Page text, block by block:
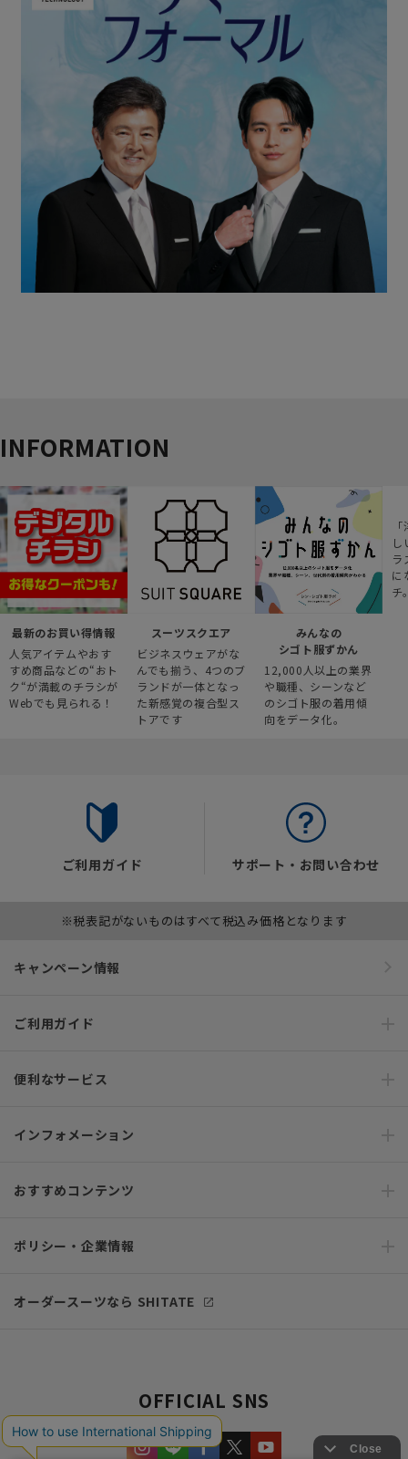
INFORMATION
最新のお買い得情報
人気アイテムやおす
すめ商品などの“おト
ク“が満載のチラシが
Webでも見られる！
スーツスクエア
ビジネスウェアがな
んでも揃う、4つのブ
ランドが一体となっ
た新感覚の複合型ス
トアです
みんなの
シゴト服ずかん
12,000人以上の業界
や職種、シーンなど
のシゴト服の着用傾
向をデータ化。
し
ラ
に
チ
ご利用ガイド サポート・お問い合わせ
※税表記がないものはすべて税込み価格となります
キャンペーン情報
ご利用ガイド
便利なサービス
インフォメーション
おすすめコンテンツ
ポリシー・企業情報
オーダースーツなら SHITATE
OFFICIAL SNS